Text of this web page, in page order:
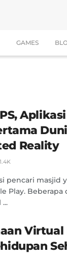
GAMES
Reality
pencari masjid
Play.